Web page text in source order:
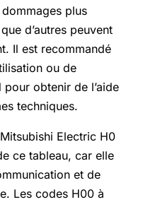
plus
d’autres peuvent
Il est recommandé
ou de
obtenir de l’aide
techniques.
Electric H0
ce tableau, car elle
et de
Les codes H00 à